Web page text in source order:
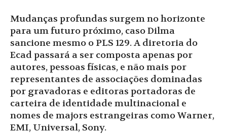
Mudanças profundas surgem no horizonte
para um futuro próximo, caso Dilma
sancione mesmo o PLS 129. A diretoria do
Ecad passará a ser composta apenas por
autores, pessoas físicas, e não mais por
representantes de associações dominadas
por gravadoras e editoras portadoras de
carteira de identidade multinacional e
nomes de majors estrangeiras como Warner,
EMI, Universal, Sony.